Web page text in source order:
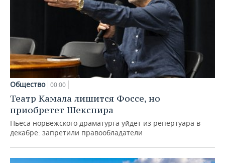
Общество 00:00
Театр Камала лишится Фоссе, но
приобретет Шекспира
Пьеса норвежского драматурга уйдет из репертуара в
декабре: запретили правообладатели